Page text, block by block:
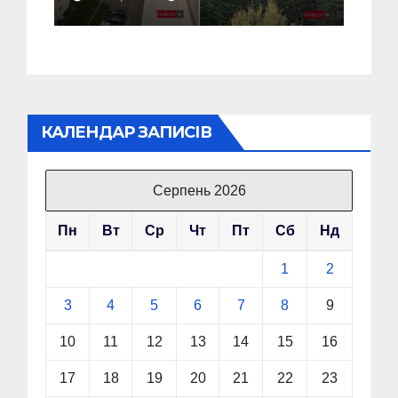
(Відео)
КАЛЕНДАР ЗАПИСІВ
Серпень 2026
Пн Вт Ср Чт Пт Сб Нд
1 2
3 4 5 6 7 8 9
10 11 12 13 14 15 16
17 18 19 20 21 22 23